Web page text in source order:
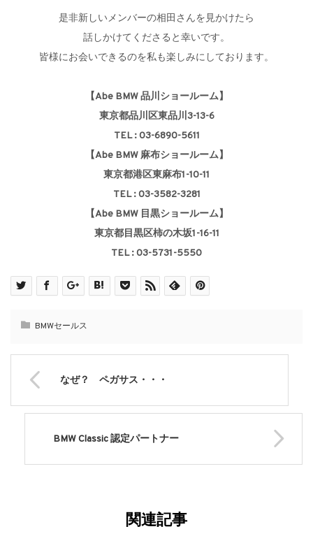
是非新しいメンバーの相田さんを見かけたら
話しかけてくださると幸いです。
皆様にお会いできるのを私も楽しみにしております。
【Abe BMW 品川ショールーム】
東京都品川区東品川3-13-6
TEL : 03-6890-5611
【Abe BMW 麻布ショールーム】
東京都港区東麻布1-10-11
TEL : 03-3582-3281
【Abe BMW 目黒ショールーム】
東京都目黒区柿の木坂1-16-11
TEL : 03-5731-5550
BMWセールス
なぜ？ ペガサス・・・
BMW Classic 認定パートナー
関連記事